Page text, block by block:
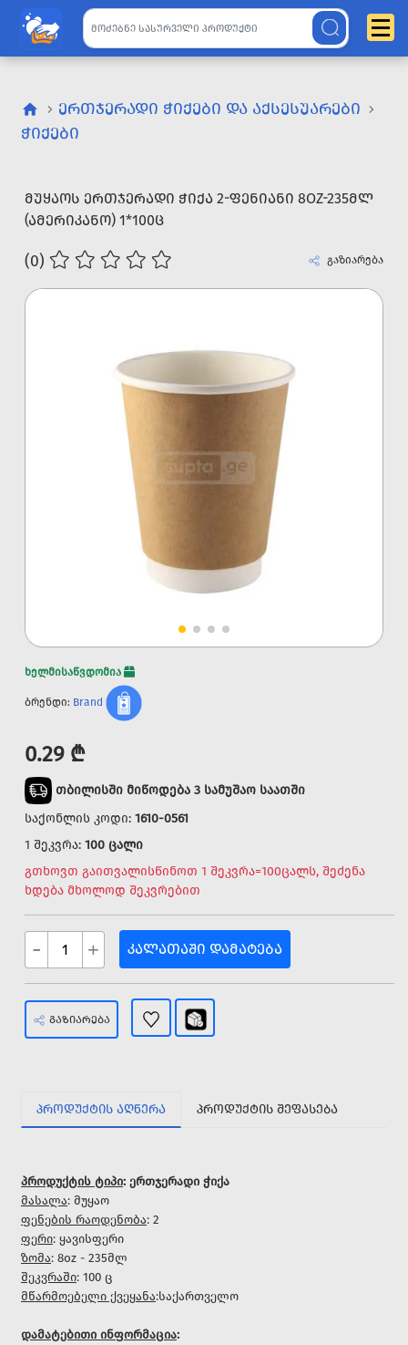
ᲔᲠᲗᲯᲔᲠᲐᲓᲘ ᲭᲘᲥᲔᲑᲘ ᲓᲐ ᲐᲥᲡᲔᲡᲣᲐᲠᲔᲑᲘ
ᲭᲘᲥᲔᲑᲘ
ᲛᲣᲧᲐᲝᲡ ᲔᲠᲗᲯᲔᲠᲐᲓᲘ ᲭᲘᲥᲐ 2-ᲤᲔᲜᲘᲐᲜᲘ 8OZ-235ᲛᲚ
(ᲐᲛᲔᲠᲘᲙᲐᲜᲝ) 1*100Ც
(0) გაზიარება
ხელმისაწვდომია
ბრენდი: Brand
0.29 ₾
თბილისში მიწოდება 3 სამუშაო საათში
საქონლის კოდი: 1610-0561
1 შეკვრა: 100 ცალი
გთხოვთ გაითვალისწინოთ 1 შეკვრა=100ცალს, შეძენა
ხდება მხოლოდ შეკვრებით
- + ᲙᲐᲚᲐᲗᲐᲨᲘ ᲓᲐᲛᲐᲢᲔᲑᲐ
ᲒᲐᲖᲘᲐᲠᲔᲑᲐ
ᲞᲠᲝᲓᲣᲥᲢᲘᲡ ᲐᲦᲬᲔᲠᲐ ᲞᲠᲝᲓᲣᲥᲢᲘᲡ ᲨᲔᲤᲐᲡᲔᲑᲐ
პროდუქტის ტიპი: ერთჯერადი ჭიქა
მასალა: მუყაო
ფენების რაოდენობა: 2
ფერი: ყავისფერი
ზომა: 8oz - 235მლ
შეკვრაში: 100 ც
მწარმოებელი ქვეყანა:საქართველო
დამატებითი ინფორმაცია: